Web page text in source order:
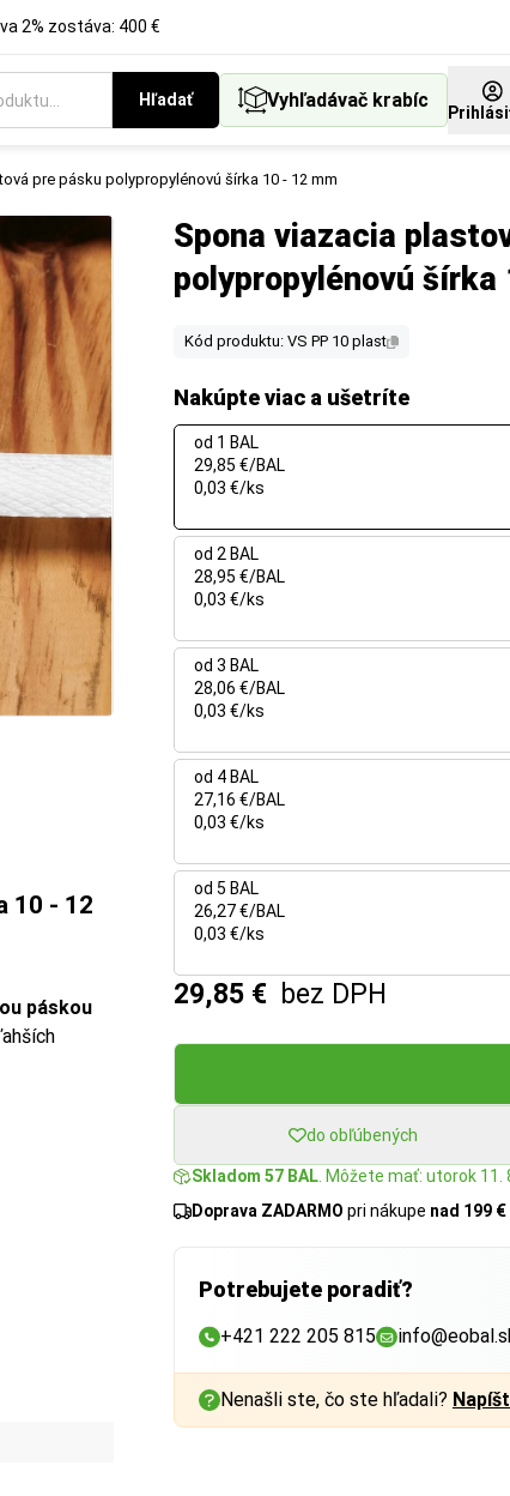
2% zostáva: 400 €
Hľadať Vyhľadávač krabíc
pre pásku polypropylénovú šírka 10 - 12 mm
Spona viazacia
polypropylénovú šírka
Kód produktu: VS PP 10 plast
Nakúpte viac a ušetríte
od 1 BAL
29,85 €/BAL
0,03 €/ks
od 2 BAL
28,95 €/BAL
0,03 €/ks
od 3 BAL
28,06 €/BAL
0,03 €/ks
od 4 BAL
27,16 €/BAL
0,03 €/ks
od 5 BAL
26,27 €/BAL
0,03 €/ks
29,85 € bez DPH
do obľúbených
Skladom 57 BAL . Môžete mať: utorok 11.
Doprava ZADARMO pri nákupe nad 199 €
Potrebujete poradiť?
+421 222 205 815
Nenašli ste, čo ste hľadali?
10 - 12
páskou